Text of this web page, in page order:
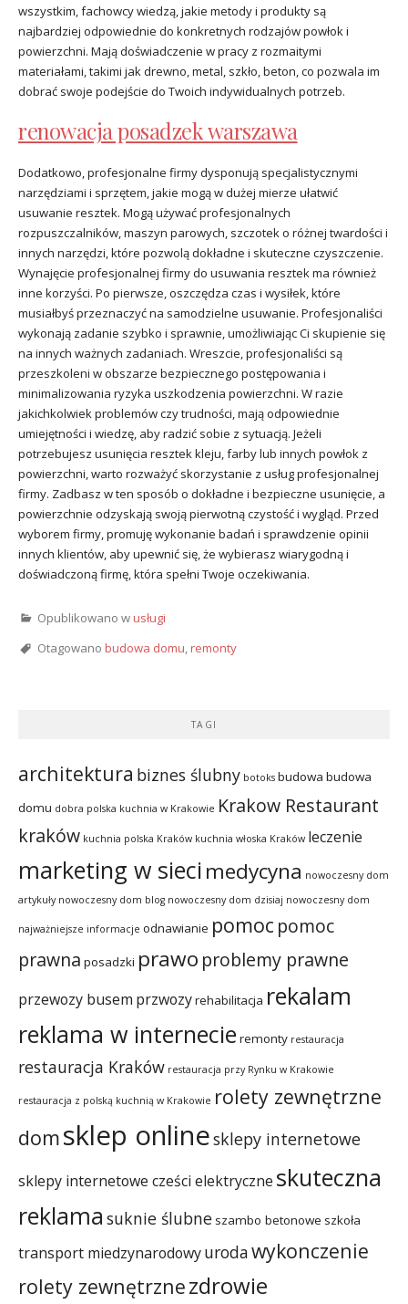
wszystkim, fachowcy wiedzą, jakie metody i produkty są
najbardziej odpowiednie do konkretnych rodzajów powłok i
powierzchni. Mają doświadczenie w pracy z rozmaitymi
materiałami, takimi jak drewno, metal, szkło, beton, co pozwala im
dobrać swoje podejście do Twoich indywidualnych potrzeb.
renowacja posadzek warszawa
Dodatkowo, profesjonalne firmy dysponują specjalistycznymi
narzędziami i sprzętem, jakie mogą w dużej mierze ułatwić
usuwanie resztek. Mogą używać profesjonalnych
rozpuszczalników, maszyn parowych, szczotek o różnej twardości i
innych narzędzi, które pozwolą dokładne i skuteczne czyszczenie.
Wynajęcie profesjonalnej firmy do usuwania resztek ma również
inne korzyści. Po pierwsze, oszczędza czas i wysiłek, które
musiałbyś przeznaczyć na samodzielne usuwanie. Profesjonaliści
wykonają zadanie szybko i sprawnie, umożliwiając Ci skupienie się
na innych ważnych zadaniach. Wreszcie, profesjonaliści są
przeszkoleni w obszarze bezpiecznego postępowania i
minimalizowania ryzyka uszkodzenia powierzchni. W razie
jakichkolwiek problemów czy trudności, mają odpowiednie
umiejętności i wiedzę, aby radzić sobie z sytuacją. Jeżeli
potrzebujesz usunięcia resztek kleju, farby lub innych powłok z
powierzchni, warto rozważyć skorzystanie z usług profesjonalnej
firmy. Zadbasz w ten sposób o dokładne i bezpieczne usunięcie, a
powierzchnie odzyskają swoją pierwotną czystość i wygląd. Przed
wyborem firmy, promuję wykonanie badań i sprawdzenie opinii
innych klientów, aby upewnić się, że wybierasz wiarygodną i
doświadczoną firmę, która spełni Twoje oczekiwania.
Opublikowano wusługi
Otagowano budowa domu,remonty
TAGI
architektura biznes ślubny botoks budowa budowa
domu dobra polska kuchnia w Krakowie Krakow Restaurant
kraków kuchnia polska Kraków kuchnia włoska Kraków leczenie
marketing w siecimedycyna nowoczesny dom
artykuły nowoczesny dom blog nowoczesny dom dzisiaj nowoczesny dom
najważniejsze informacje odnawianie pomoc pomoc
prawna posadzki prawo problemy prawne
przewozy busem przwozyrehabilitacja rekalam
reklama w internecieremonty restauracja
restauracja Kraków restauracja przy Rynku w Krakowie
restauracja z polską kuchnią w Krakowie rolety zewnętrzne
domsklep onlinesklepy internetowe
sklepy internetowe cześci elektryczne skuteczna
reklama suknie ślubne szambo betonowe szkoła
transport miedzynarodowyurodawykonczenie
rolety zewnętrznezdrowie